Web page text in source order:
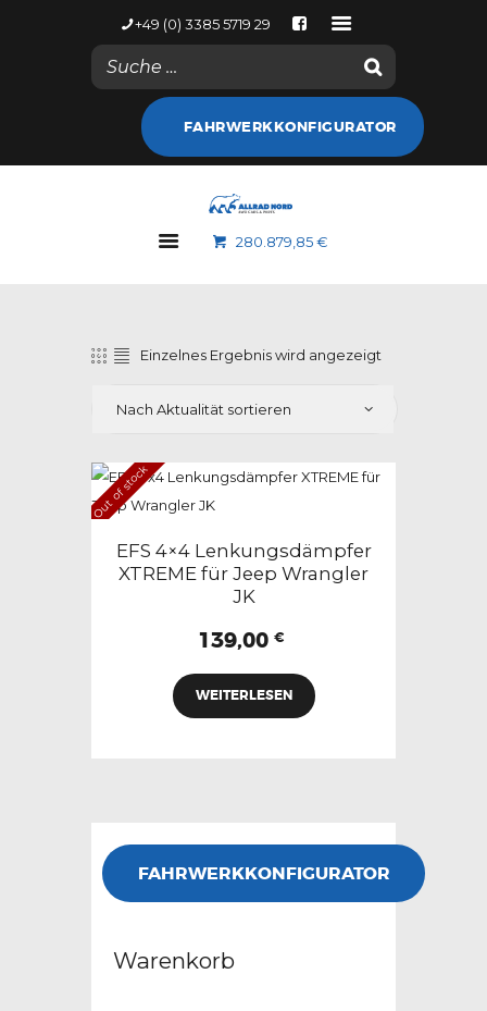
+49 (0) 3385 5719 29
FAHRWERKKONFIGURATOR
280.879,85 €
NACHRICHTEN
KONTODETAILS
ALLRAD NORD
MARKEN
KONTAKT
Einzelnes Ergebnis wird angezeigt
Out of stock
EFS 4×4 Lenkungsdämpfer
XTREME für Jeep Wrangler
JK
139,00 €
WEITERLESEN
FAHRWERKKONFIGURATOR
Warenkorb